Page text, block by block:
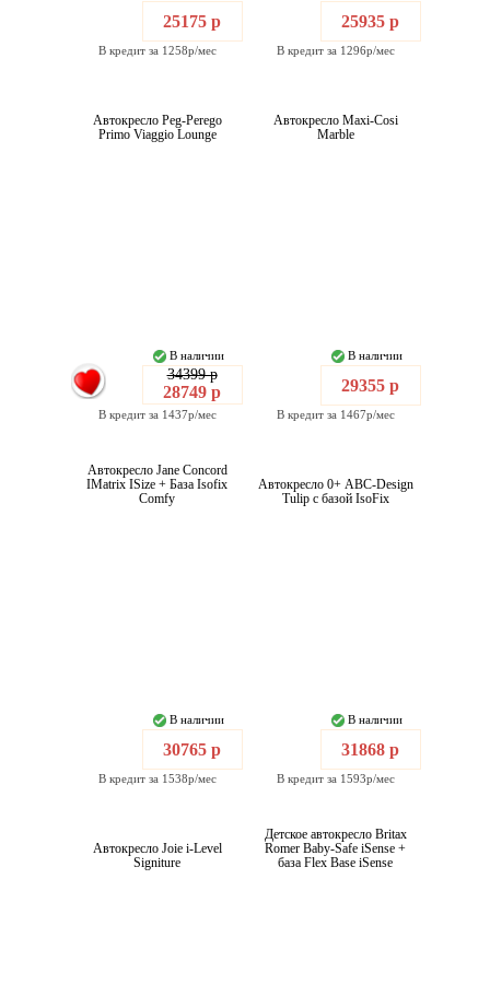
25175 р
В кредит за 1258р/мес
25935 р
В кредит за 1296р/мес
Автокресло Peg-Perego
Primo Viaggio Lounge
В наличии
34399 р
28749 р
В кредит за 1437р/мес
Автокресло Maxi-Cosi
Marble
В наличии
29355 р
В кредит за 1467р/мес
Автокресло Jane Concord
IMatrix ISize + База Isofix
Comfy
В наличии
30765 р
В кредит за 1538р/мес
Автокресло 0+ ABC-Design
Tulip с базой IsoFix
В наличии
31868 р
В кредит за 1593р/мес
Автокресло Joie i-Level
Signiture
Детское автокресло Britax
Romer Baby-Safe iSense +
база Flex Base iSense